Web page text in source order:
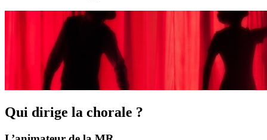
Qui dirige la chorale ?